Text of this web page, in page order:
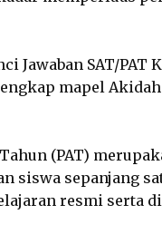
Jawaban SAT/PAT
mapel
(PAT)
siswa sepanjang
resmi serta